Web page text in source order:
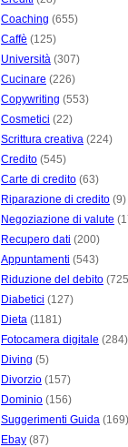
Coaching (655)
Caffè (125)
Università (307)
Cucinare (226)
Copywriting (553)
Cosmetici (22)
Scrittura creativa (224)
Credito (545)
Carte di credito (63)
Riparazione di credito (9)
Negoziazione di valute
Recupero dati (200)
Appuntamenti (543)
Riduzione del debito
Diabetici (127)
Dieta (1181)
Fotocamera digitale (284)
Diving (5)
Divorzio (157)
Dominio (156)
Suggerimenti Guida (169)
Ebay (87)